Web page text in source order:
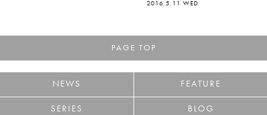
2016.5.11 WED
PAGE TOP
NEWS FEATURE
SERIES BLOG